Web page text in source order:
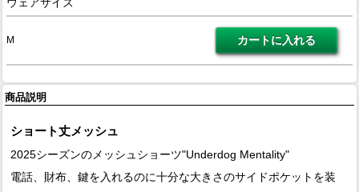
ウェアサイズ
M
商品説明
ショート丈メッシュ
2025シーズンのメッシュショーツ"Underdog Mentality"
電話、財布、鍵を入れるのに十分な大きさのサイドポケットを装